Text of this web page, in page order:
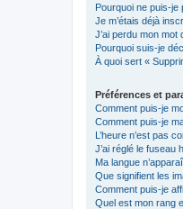
Pourquoi ne puis-
Je m’étais déjà
J’ai perdu mon mot
Pourquoi suis-je
À quoi sert «
Préférences et
Comment puis-je
Comment puis-je
L’heure n’est pas
J’ai réglé le fuseau
Ma langue
Que signifient les
Comment puis-je
Quel est mon rang